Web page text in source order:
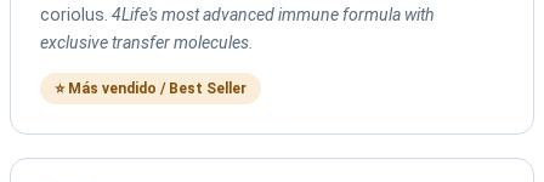
coriolus. 4Life's most advanced immune formula with
exclusive transfer molecules.
⭐ Más vendido / Best Seller